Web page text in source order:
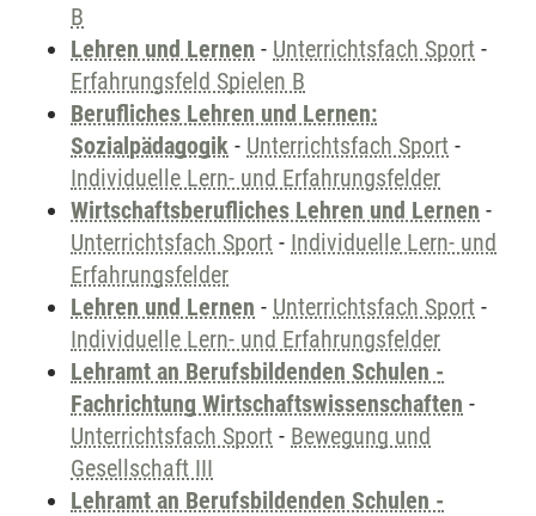
B
Lehren und Lernen - Unterrichtsfach Sport -
Erfahrungsfeld Spielen B
Berufliches Lehren und Lernen:
Sozialpädagogik - Unterrichtsfach Sport -
Individuelle Lern- und Erfahrungsfelder
Wirtschaftsberufliches Lehren und Lernen -
Unterrichtsfach Sport - Individuelle Lern- und
Erfahrungsfelder
Lehren und Lernen - Unterrichtsfach Sport -
Individuelle Lern- und Erfahrungsfelder
Lehramt an Berufsbildenden Schulen -
Fachrichtung Wirtschaftswissenschaften -
Unterrichtsfach Sport - Bewegung und
Gesellschaft III
Lehramt an Berufsbildenden Schulen -